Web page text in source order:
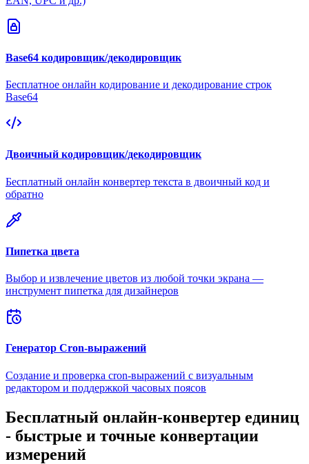
Base64 кодировщик/декодировщик
Бесплатное онлайн кодирование и декодирование строк
Base64
Двоичный кодировщик/декодировщик
Бесплатный онлайн конвертер текста в двоичный код и
обратно
Пипетка цвета
Выбор и извлечение цветов из любой точки экрана —
инструмент пипетка для дизайнеров
Генератор Cron-выражений
Создание и проверка cron-выражений с визуальным
редактором и поддержкой часовых поясов
Бесплатный онлайн-конвертер единиц
- быстрые и точные конвертации
измерений